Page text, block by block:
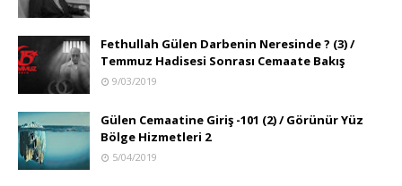
Fethullah Gülen Darbenin Neresinde ? (3) /
Temmuz Hadisesi Sonrası Cemaate Bakış
9/03/2019
Gülen Cemaatine Giriş -101 (2) / Görünür Yüz
Bölge Hizmetleri 2
5/04/2019